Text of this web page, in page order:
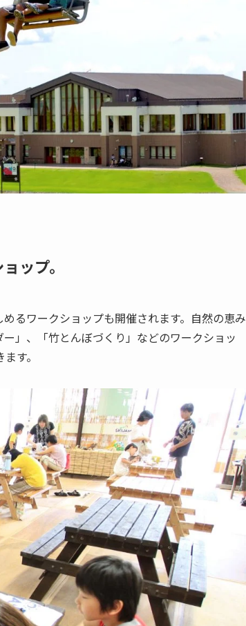
ップ。
るワークショップも開催されます。自然の恵み
」、「竹とんぼづくり」などのワークショッ
す。